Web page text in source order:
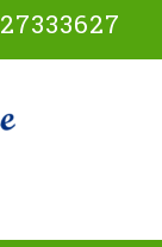
27333627